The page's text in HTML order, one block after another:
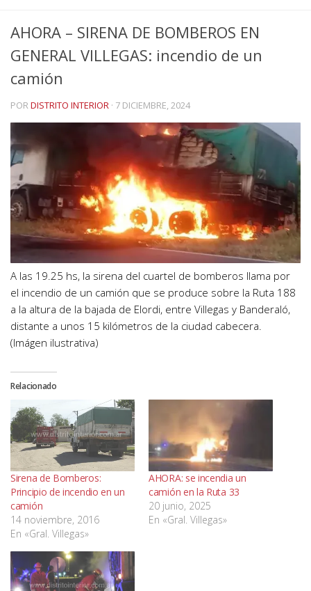
AHORA – SIRENA DE BOMBEROS EN
GENERAL VILLEGAS: incendio de un
camión
PORDISTRITO INTERIOR · 7 DICIEMBRE, 2024
A las 19.25 hs, la sirena del cuartel de bomberos llama por
el incendio de un camión que se produce sobre la Ruta 188
a la altura de la bajada de Elordi, entre Villegas y Banderaló,
distante a unos 15 kilómetros de la ciudad cabecera.
(Imágen ilustrativa)
Relacionado
Sirena de Bomberos:
Principio de incendio en un
camión
14 noviembre, 2016
En «Gral. Villegas»
AHORA: se incendia un
camión en la Ruta 33
20 junio, 2025
En «Gral. Villegas»